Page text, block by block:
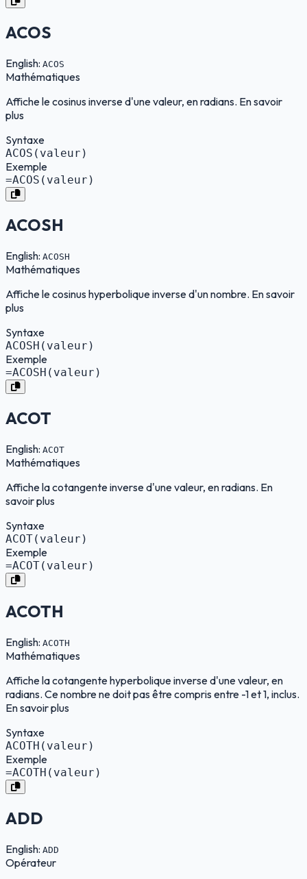
ACOS
English: ACOS
Mathématiques
Affiche le cosinus inverse d'une valeur, en radians. En savoir
plus
Syntaxe
ACOS(valeur)
Exemple
=ACOS(valeur)
ACOSH
English: ACOSH
Mathématiques
Affiche le cosinus hyperbolique inverse d'un nombre. En savoir
plus
Syntaxe
ACOSH(valeur)
Exemple
=ACOSH(valeur)
ACOT
English: ACOT
Mathématiques
Affiche la cotangente inverse d'une valeur, en radians. En
savoir plus
Syntaxe
ACOT(valeur)
Exemple
=ACOT(valeur)
ACOTH
English: ACOTH
Mathématiques
Affiche la cotangente hyperbolique inverse d'une valeur, en
radians. Ce nombre ne doit pas être compris entre -1 et 1, inclus.
En savoir plus
Syntaxe
ACOTH(valeur)
Exemple
=ACOTH(valeur)
ADD
English: ADD
Opérateur